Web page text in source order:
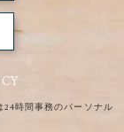
24時間事務のパーソナル